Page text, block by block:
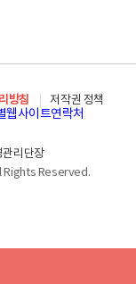
방침
저작권 정책
웹사이트연락처
관리단장
Rights Reserved.